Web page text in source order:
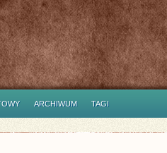
ARCHIWUM TAGI